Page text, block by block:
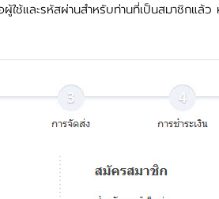
ใช้และรหัสผ่านสำหรับท่านที่เป็นสมาชิกแ